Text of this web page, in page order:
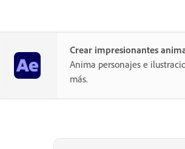
Crear impresionantes
Anima personajes e
más.